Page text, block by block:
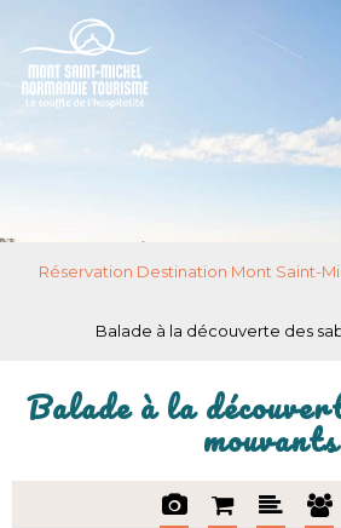
Réservation Destination Mont Saint-
Balade à la découverte des
Balade à la
mouvants